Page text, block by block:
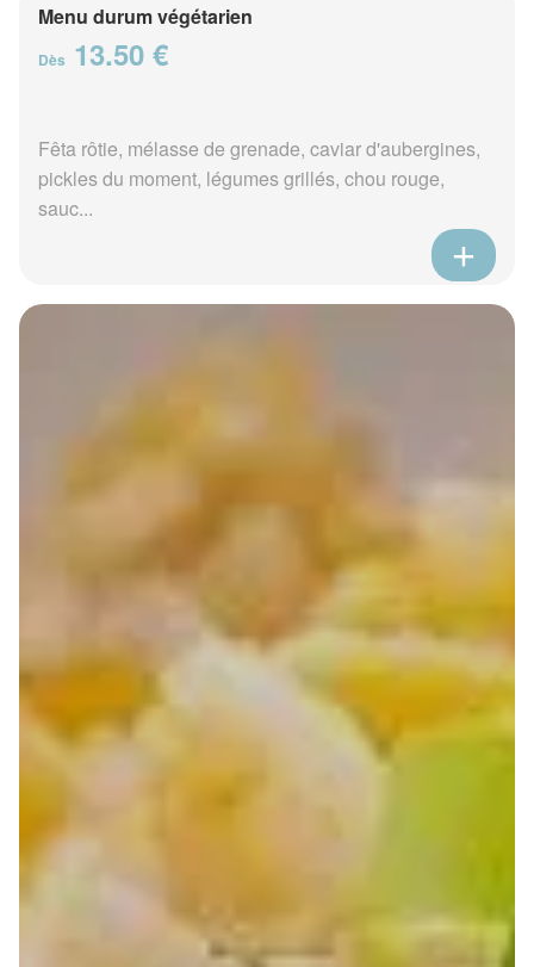
Menu durum végétarien
Dès 13.50 €
Fêta rôtie, mélasse de grenade, caviar d'aubergines,
pickles du moment, légumes grillés, chou rouge,
sauc...